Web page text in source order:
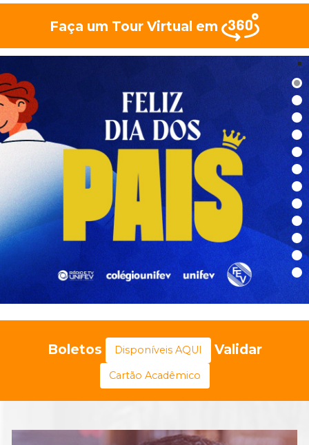
Faça um Tour Virtual em
Boletos Disponíveis AQUI Validar
Cartão Acadêmico